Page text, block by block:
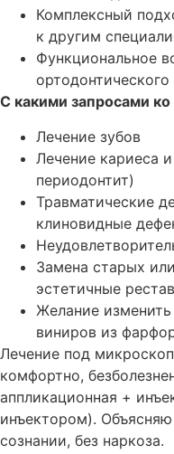
Комплексный
к другим
Функциональное
ортодонтического
С какими запросами
Лечение зубов
Лечение кариеса
периодонтит)
Травматические
клиновидные
Замена старых
эстетичные
Желание
виниров из
Лечение под
комфортно,
аппликационная +
инъектором).
сознании, без наркоза.